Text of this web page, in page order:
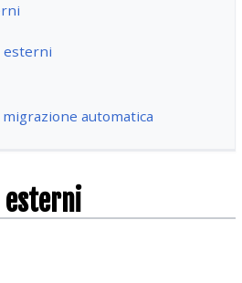
esterni
automatica
esterni